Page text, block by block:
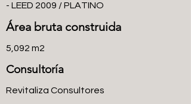
- LEED 2009 / PLATINO
​Área bruta construida
5,092 m2
Consultoría
Revitaliza Consultores